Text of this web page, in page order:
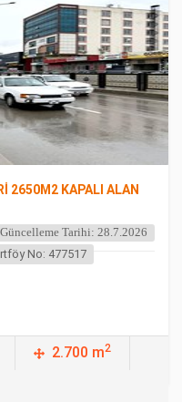
2650M2 KAPALI ALAN
Güncelleme Tarihi: 28.7.2026
No: 477517
2.700 m2